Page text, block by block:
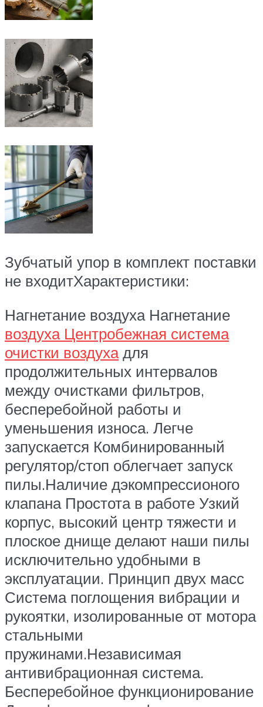
Зубчатый упор в комплект поставки
не входитХарактеристики:
Нагнетание воздуха Нагнетание
воздуха Центробежная система
очистки воздухадля
продолжительных интервалов
между очистками фильтров,
бесперебойной работы и
уменьшения износа. Легче
запускается Комбинированный
регулятор/стоп облегчает запуск
пилы.Наличие дэкомпрессионого
клапана Простота в работе Узкий
корпус, высокий центр тяжести и
плоское днище делают наши пилы
исключительно удобными в
эксплуатации. Принцип двух масс
Система поглощения вибрации и
рукоятки, изолированные от мотора
стальными
пружинами.Независимая
антивибрационная система.
Бесперебойное функционирование